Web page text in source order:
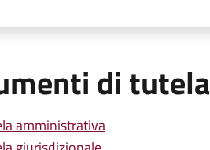
di tutela
amministrativa